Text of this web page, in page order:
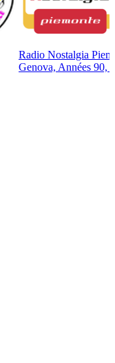
Radio Nostalgia
Genova, Années 90,